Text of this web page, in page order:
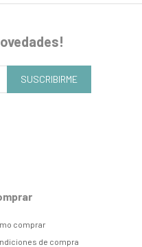
comprar
de compra
SUSCRIBIRME